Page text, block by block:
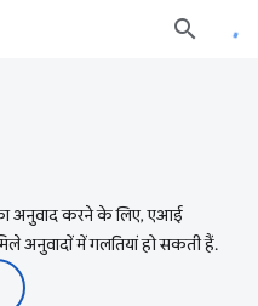
अनुवाद करने के लिए, एआई
अनुवादों में गलतियां हो सकती हैं.